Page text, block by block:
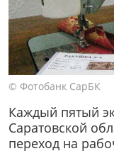
© Фотобанк СарБК
Каждый пятый
Саратовской
переход на